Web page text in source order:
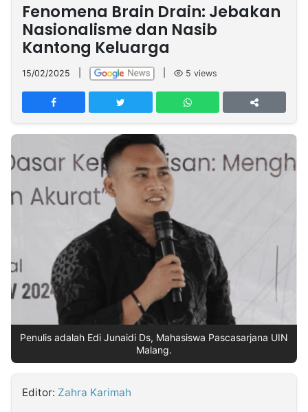
Nasional
International
Olahraga
Entertainment
Daerah
Pariwisata
Kuliner
Kolom
Network
PT
TREETAN
INDONESIA
Partner
Follow
Kabarbaru
Fenomena Brain Drain: Jebakan
Nasionalisme dan Nasib
Kantong Keluarga
15/02/2025 5 views
Penulis adalah Edi Junaidi Ds, Mahasiswa Pascasarjana UIN
Malang.
Editor: Zahra Karimah